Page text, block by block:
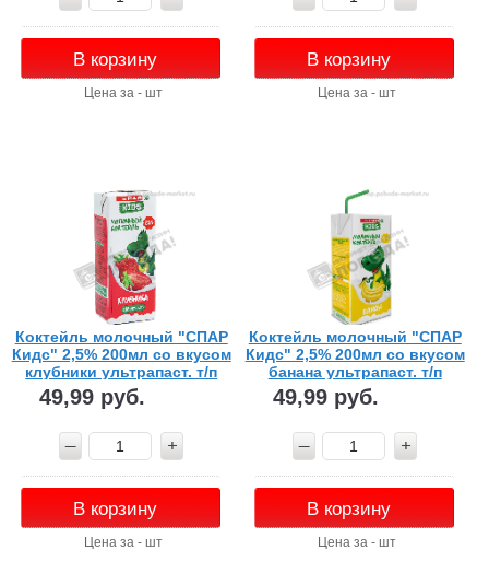
В корзину
Цена за - шт
В корзину
Цена за - шт
Коктейль молочный "СПАР
Кидс" 2,5% 200мл со вкусом
клубники ультрапаст. т/п
49,99 руб.
В корзину
Цена за - шт
Коктейль молочный "СПАР
Кидс" 2,5% 200мл со вкусом
банана ультрапаст. т/п
49,99 руб.
В корзину
Цена за - шт